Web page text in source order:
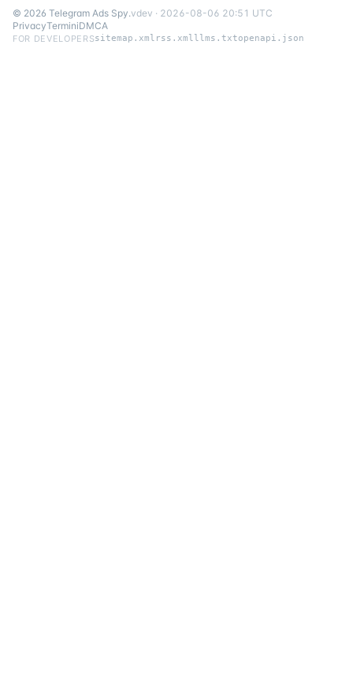
© 2026 Telegram Ads Spy.vdev · 2026-08-06 20:51 UTC
PrivacyTerminiDMCA
FOR DEVELOPERSsitemap.xml rss.xml llms.txtopenapi.json